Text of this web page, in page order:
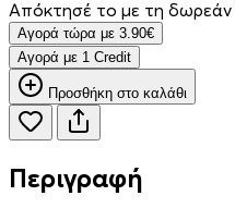
Απόκτησέ το με τη δωρεάν
Aγορά τώρα με 3.90€
Aγορά με 1 Credit
Προσθήκη στο καλάθι
Περιγραφή